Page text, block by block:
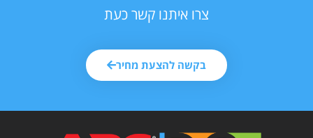
צרו איתנו קשר כעת
בקשה להצעת מחיר